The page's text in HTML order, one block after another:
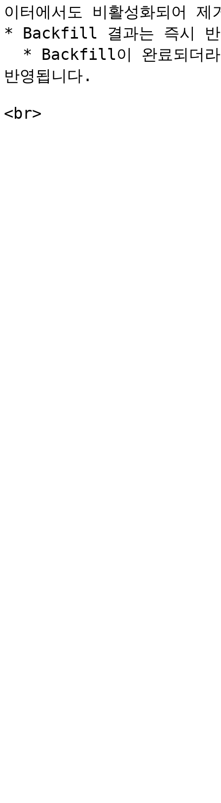
이터에서도 비활성화되어 제
* Backfill 결과는 즉시 반
반영됩니다.